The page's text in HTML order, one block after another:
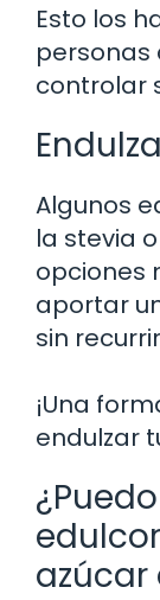
Esto los
personas
controlar
Algunos
la stevia
opciones
aportar
sin
¡Una
endulzar
azúcar